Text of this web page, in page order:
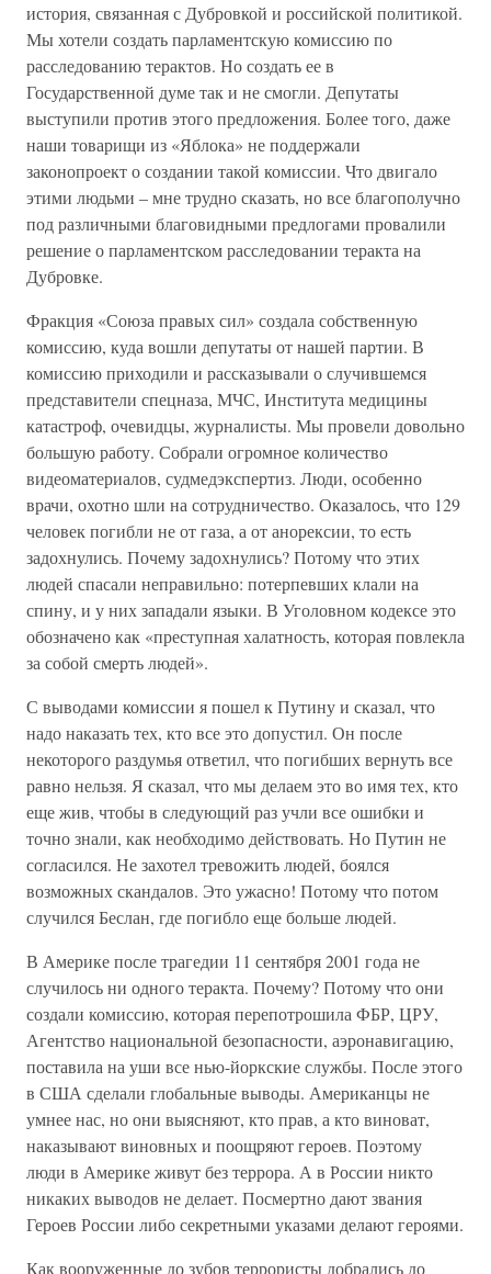
история, связанная с Дубровкой и российской политикой.
Мы хотели создать парламентскую комиссию по
расследованию терактов. Но создать ее в
Государственной думе так и не смогли. Депутаты
выступили против этого предложения. Более того, даже
наши товарищи из «Яблока» не поддержали
законопроект о создании такой комиссии. Что двигало
этими людьми – мне трудно сказать, но все благополучно
под различными благовидными предлогами провалили
решение о парламентском расследовании теракта на
Дубровке.
Фракция «Союза правых сил» создала собственную
комиссию, куда вошли депутаты от нашей партии. В
комиссию приходили и рассказывали о случившемся
представители спецназа, МЧС, Института медицины
катастроф, очевидцы, журналисты. Мы провели довольно
большую работу. Собрали огромное количество
видеоматериалов, судмедэкспертиз. Люди, особенно
врачи, охотно шли на сотрудничество. Оказалось, что 129
человек погибли не от газа, а от анорексии, то есть
задохнулись. Почему задохнулись? Потому что этих
людей спасали неправильно: потерпевших клали на
спину, и у них западали языки. В Уголовном кодексе это
обозначено как «преступная халатность, которая повлекла
за собой смерть людей».
С выводами комиссии я пошел к Путину и сказал, что
надо наказать тех, кто все это допустил. Он после
некоторого раздумья ответил, что погибших вернуть все
равно нельзя. Я сказал, что мы делаем это во имя тех, кто
еще жив, чтобы в следующий раз учли все ошибки и
точно знали, как необходимо действовать. Но Путин не
согласился. Не захотел тревожить людей, боялся
возможных скандалов. Это ужасно! Потому что потом
случился Беслан, где погибло еще больше людей.
В Америке после трагедии 11 сентября 2001 года не
случилось ни одного теракта. Почему? Потому что они
создали комиссию, которая перепотрошила ФБР, ЦРУ,
Агентство национальной безопасности, аэронавигацию,
поставила на уши все нью-йоркские службы. После этого
в США сделали глобальные выводы. Американцы не
умнее нас, но они выясняют, кто прав, а кто виноват,
наказывают виновных и поощряют героев. Поэтому
люди в Америке живут без террора. А в России никто
никаких выводов не делает. Посмертно дают звания
Героев России либо секретными указами делают героями.
Как вооруженные до зубов террористы добрались до